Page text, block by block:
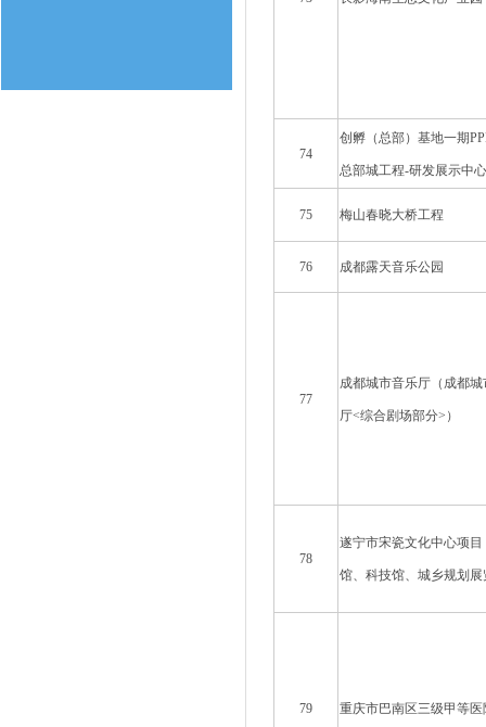
74
创孵（总部）基地一期
总部城工程-研发展示中心
75 梅山春晓大桥工程
76 成都露天音乐公园
77
成都城市音乐厅（成都城
厅<综合剧场部分>）
78
遂宁市宋瓷文化中心项目
馆、科技馆、城乡规划展
79 重庆市巴南区三级甲等医